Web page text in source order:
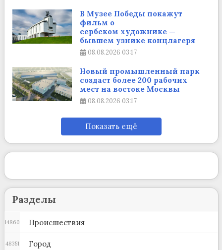
В Музее Победы покажут
фильм о
сербском художнике —
бывшем узнике концлагеря
08.08.2026 03:17
Новый промышленный парк
создаст более 200 рабочих
мест на востоке Москвы
08.08.2026 03:17
Показать ещё
Разделы
Происшествия
14860
Город
48351